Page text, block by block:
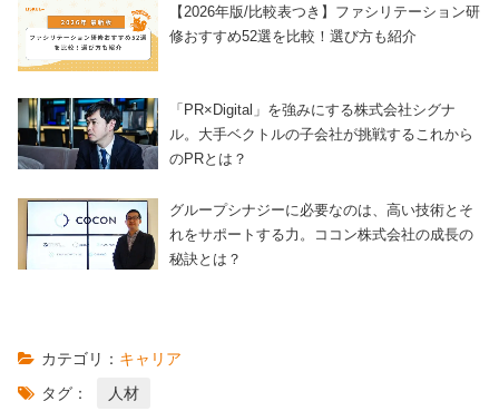
【2026年版/比較表つき】ファシリテーション研
修おすすめ52選を比較！選び方も紹介
「PR×Digital」を強みにする株式会社シグナ
ル。大手ベクトルの子会社が挑戦するこれから
のPRとは？
グループシナジーに必要なのは、高い技術とそ
れをサポートする力。ココン株式会社の成長の
秘訣とは？
カテゴリ： キャリア
タグ：
人材